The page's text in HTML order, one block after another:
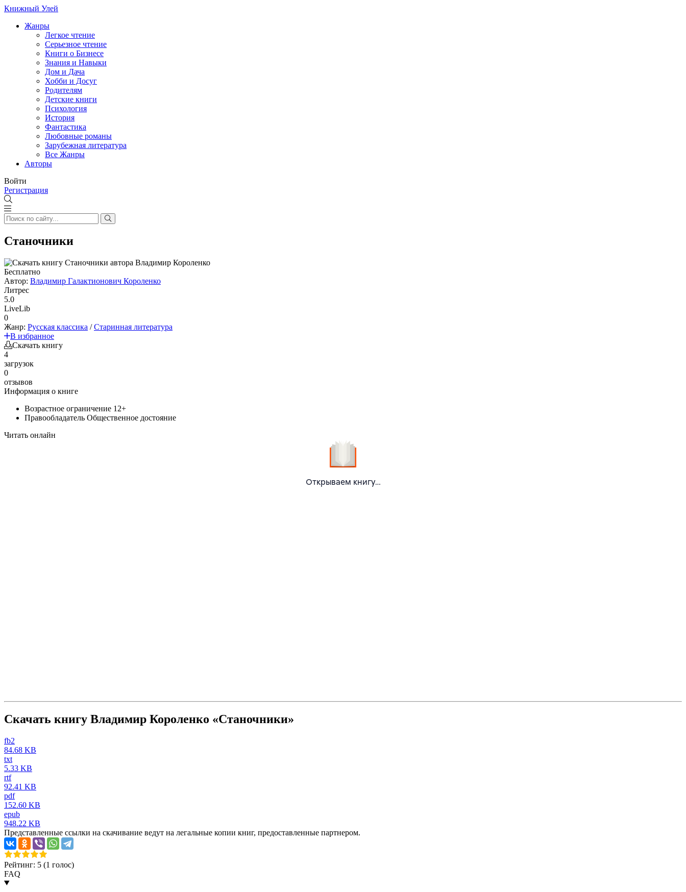
Книжный Улей
Жанры
Легкое чтение
Серьезное чтение
Книги о Бизнесе
Знания и Навыки
Дом и Дача
Хобби и Досуг
Родителям
Детские книги
Психология
История
Фантастика
Любовные романы
Зарубежная литература
Все Жанры
Авторы
Войти
Регистрация
Станочники
Бесплатно
Автор: Владимир Галактионович Короленко
Литрес
5.0
LiveLib
0
Жанр: Русская классика /Старинная литература
В избранное
Скачать книгу
4
загрузок
0
отзывов
Информация о книге
Возрастное ограничение 12+
Правообладатель Общественное достояние
Читать онлайн
Скачать книгу Владимир Короленко «Станочники»
fb2
84.68 KB
txt
5.33 KB
rtf
92.41 KB
pdf
152.60 KB
epub
948.22 KB
Представленные ссылки на скачивание ведут на легальные копии книг, предоставленные партнером.
Рейтинг: 5 (1 голос)
FAQ